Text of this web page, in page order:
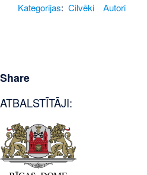
Kategorijas: Cilvēki Autori
Share
ATBALSTĪTĀJI: